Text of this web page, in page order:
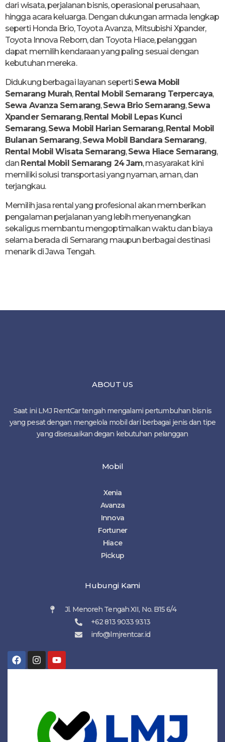
dari wisata, perjalanan bisnis, operasional perusahaan,
hingga acara keluarga. Dengan dukungan armada lengkap
seperti Honda Brio, Toyota Avanza, Mitsubishi Xpander,
Toyota Innova Reborn, dan Toyota Hiace, pelanggan
dapat memilih kendaraan yang paling sesuai dengan
kebutuhan mereka.
Didukung berbagai layanan seperti Sewa Mobil
Semarang Murah, Rental Mobil Semarang Terpercaya,
Sewa Avanza Semarang,Sewa Brio Semarang,Sewa
Xpander Semarang, Rental Mobil Lepas Kunci
Semarang,Sewa Mobil Harian Semarang, Rental Mobil
Bulanan Semarang,Sewa Mobil Bandara Semarang,
Rental Mobil Wisata Semarang,Sewa Hiace Semarang,
dan Rental Mobil Semarang 24 Jam, masyarakat kini
memiliki solusi transportasi yang nyaman, aman, dan
terjangkau.
Memilih jasa rental yang profesional akan memberikan
pengalaman perjalanan yang lebih menyenangkan
sekaligus membantu mengoptimalkan waktu dan biaya
selama berada di Semarang maupun berbagai destinasi
menarik di Jawa Tengah.
ABOUT US
Saat ini LMJ RentCar tengah mengalami pertumbuhan bisnis
yang pesat dengan mengelola mobil dari berbagai jenis dan tipe
yang disesuaikan degan kebutuhan pelanggan
Mobil
Xenia
Avanza
Innova
Fortuner
Hiace
Pickup
Hubungi Kami
Jl. Menoreh Tengah XII, No. B15 6/4
+62 813 9033 9313
info@lmjrentcar.id